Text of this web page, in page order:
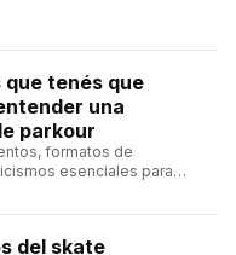
tenés que
una
parkour
formatos de
esenciales para
del skate